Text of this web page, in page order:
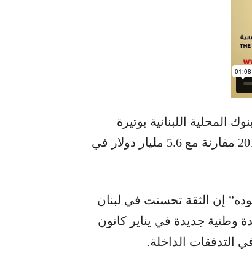
المحلية اللبنانية بوتيرة
معتدلة تتراوح بين سبعة وثمانية مليارات دولار في 2019 مقارنة مع 5.6 مليار دولار في
إن الثقة تحسنت في لبنان
جديدة في يناير كانون
التدفقات الداخلة.